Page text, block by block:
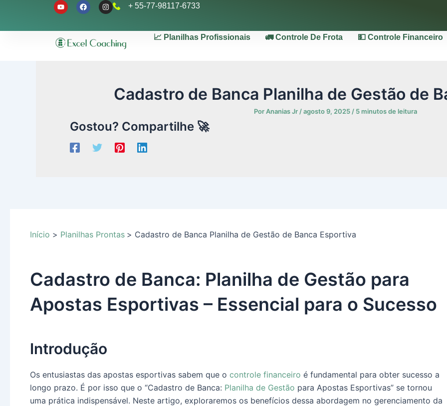
o
Y
o
u
u
b
e
F
a
c
b
o
o
I
n
s
a
r
+ 55-77-98117-6733
📈 Planilhas Profissionais 🚛 Controle De Frota 💵 Controle Financeiro
Cadastro de Banca Planilha de Gestão de
PorAnanias Jr /agosto 9, 2025 / 5 minutos de leitura
Gostou? Compartilhe 🚀
Início Planilhas Prontas Cadastro de Banca Planilha de Gestão de Banca Esportiva
Cadastro de Banca: Planilha de Gestão para
Apostas Esportivas – Essencial para o Sucesso
Introdução
Os entusiastas das apostas esportivas sabem que o controle financeiro é fundamental para obter sucesso a
longo prazo. É por isso que o “Cadastro de Banca: Planilha de Gestão para Apostas Esportivas” se tornou
uma prática indispensável. Neste artigo, exploraremos os benefícios dessa abordagem no gerenciamento da